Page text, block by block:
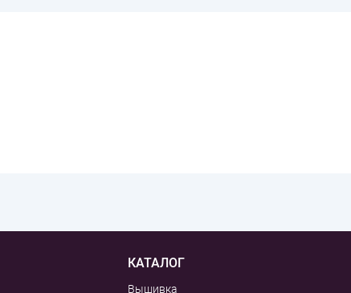
КАТАЛОГ
Вышивка